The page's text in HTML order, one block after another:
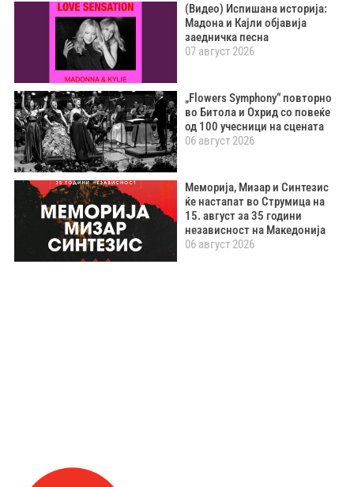
(Видео) Испишана историја:
Мадона и Кајли објавија
заедничка песна
07 август 2026
„Flowers Symphony“ повторно
во Битола и Охрид со повеќе
од 100 учесници на сцената
06 август 2026
Меморија, Мизар и Синтезис
ќе настапат во Струмица на
15. август за 35 години
независност на Македонија
06 август 2026